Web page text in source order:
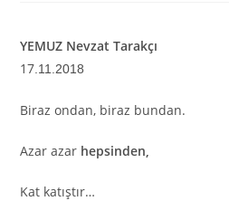
YEMUZ Nevzat Tarakçı
17 .11.2018
Biraz ondan, biraz bundan.
Azar azar hepsinden,
Kat katıştır…